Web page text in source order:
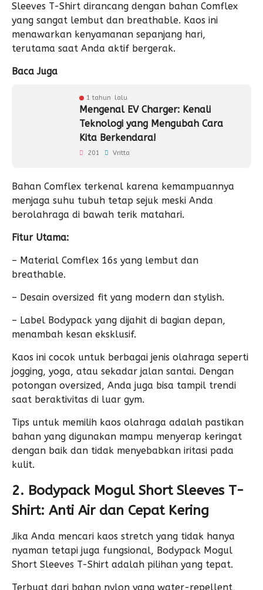
Sleeves T-Shirt dirancang dengan bahan Comflex
yang sangat lembut dan breathable. Kaos ini
menawarkan kenyamanan sepanjang hari,
terutama saat Anda aktif bergerak.
Baca Juga
1 tahun lalu
Mengenal EV Charger: Kenali
Teknologi yang Mengubah Cara
Kita Berkendara!
201 Vritta
Bahan Comflex terkenal karena kemampuannya
menjaga suhu tubuh tetap sejuk meski Anda
berolahraga di bawah terik matahari.
Fitur Utama:
– Material Comflex 16s yang lembut dan
breathable.
– Desain oversized fit yang modern dan stylish.
– Label Bodypack yang dijahit di bagian depan,
menambah kesan eksklusif.
Kaos ini cocok untuk berbagai jenis olahraga seperti
jogging, yoga, atau sekadar jalan santai. Dengan
potongan oversized, Anda juga bisa tampil trendi
saat beraktivitas di luar gym.
Tips untuk memilih kaos olahraga adalah pastikan
bahan yang digunakan mampu menyerap keringat
dengan baik dan tidak menyebabkan iritasi pada
kulit.
2. Bodypack Mogul Short Sleeves T-
Shirt: Anti Air dan Cepat Kering
Jika Anda mencari kaos stretch yang tidak hanya
nyaman tetapi juga fungsional, Bodypack Mogul
Short Sleeves T-Shirt adalah pilihan yang tepat.
Terbuat dari bahan nylon yang water-repellent,